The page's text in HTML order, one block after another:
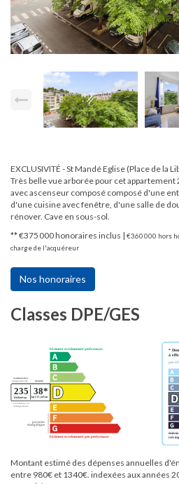
EXCLUSIVITÉ - St Mandé Eglise (Place de la
Très belle vue arborée pour cet appartement
avec ascenseur composé composé d'une
d'une cuisine avec fenêtre, d'une salle de
rénover. Cave en sous-sol.
** €375 000honoraires inclus | €360 000 hors
charge de l'acquéreur
Nos honoraires
Classes DPE/GES
Montant estimé des dépenses annuelles
entre 980€ et 1340€. indexées aux années